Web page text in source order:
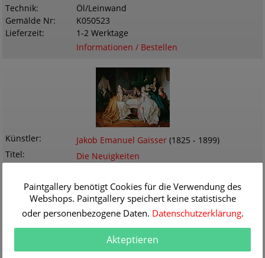
Technik
Öl/Leinwand
Gemälde Nr
K050523
Lieferzeit
1-2 Werktage
Informationen / Bestellen
Künstler Jakob Emanuel Gaisser (1825 - 1899)
Titel
Die Neuigkeiten
Themen
Genre
Technik
Öl/Leinwand
Gemälde Nr
K050517
Informationen / Bestellen
Paintgallery benötigt Cookies für die Verwendung des
Webshops. Paintgallery speichert keine statistische
oder personenbezogene Daten. Datenschutzerklärung.
Akteptieren